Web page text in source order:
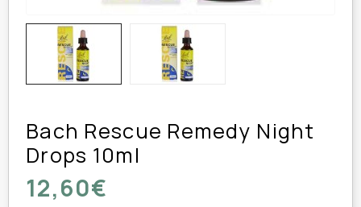
Bach Rescue Remedy Night
Drops 10ml
12,60€